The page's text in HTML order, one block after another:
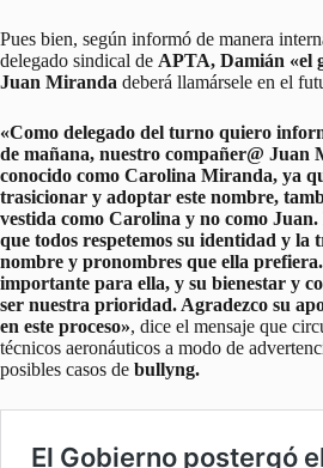
Pues bien, según informó de manera
delegado sindical de APTA, Damián «el
Juan Miranda deberá llamársele en el
«Como delegado del turno quiero
de mañana, nuestro compañer@ Juan
conocido como Carolina Miranda, ya
trasicionar y adoptar este nombre,
vestida como Carolina y no como
que todos respetemos su identidad y la
nombre y pronombres que ella
importante para ella, y su bienestar y
ser nuestra prioridad. Agradezco su
en este proceso», dice el mensaje que
técnicos aeronáuticos a modo de
posibles casos de bullyng.